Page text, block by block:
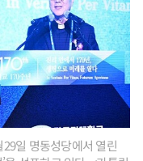
일 명동성당에서 열린